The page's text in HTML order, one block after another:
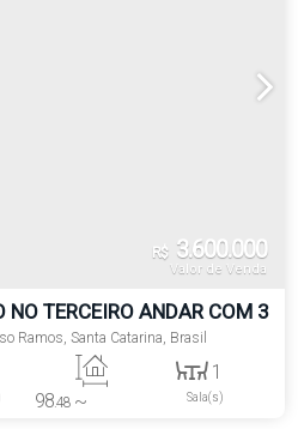
R$ 3.600.000
Valor de Venda
NO TERCEIRO ANDAR COM 3
DO MAR – LA
Ramos, Santa Catarina, Brasil
98.48 ~
1
Sala(s)